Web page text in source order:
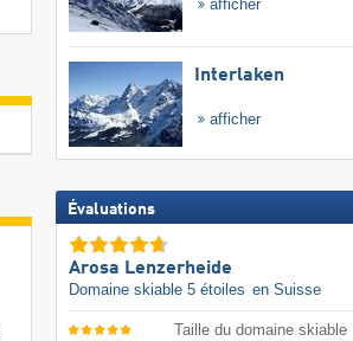
afficher
Interlaken
afficher
Évaluations
Arosa Lenzerheide
Domaine skiable 5 étoiles en Suisse
Taille du domaine skiable